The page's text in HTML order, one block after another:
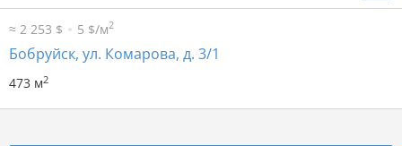
≈ 2 253 $ 5 $/м2
Бобруйск, ул. Комарова, д. 3/1
473 м2